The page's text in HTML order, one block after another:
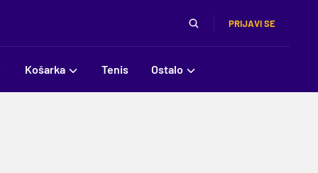
PRIJAVI SE
Košarka Tenis Ostalo